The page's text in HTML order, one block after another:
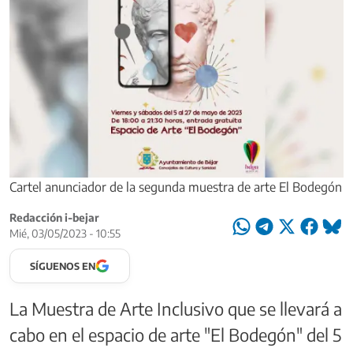
Cartel anunciador de la segunda muestra de arte El Bodegón
Redacción i-bejar
Mié, 03/05/2023 - 10:55
SÍGUENOS EN
La Muestra de Arte Inclusivo que se llevará a
cabo en el espacio de arte "El Bodegón" del 5